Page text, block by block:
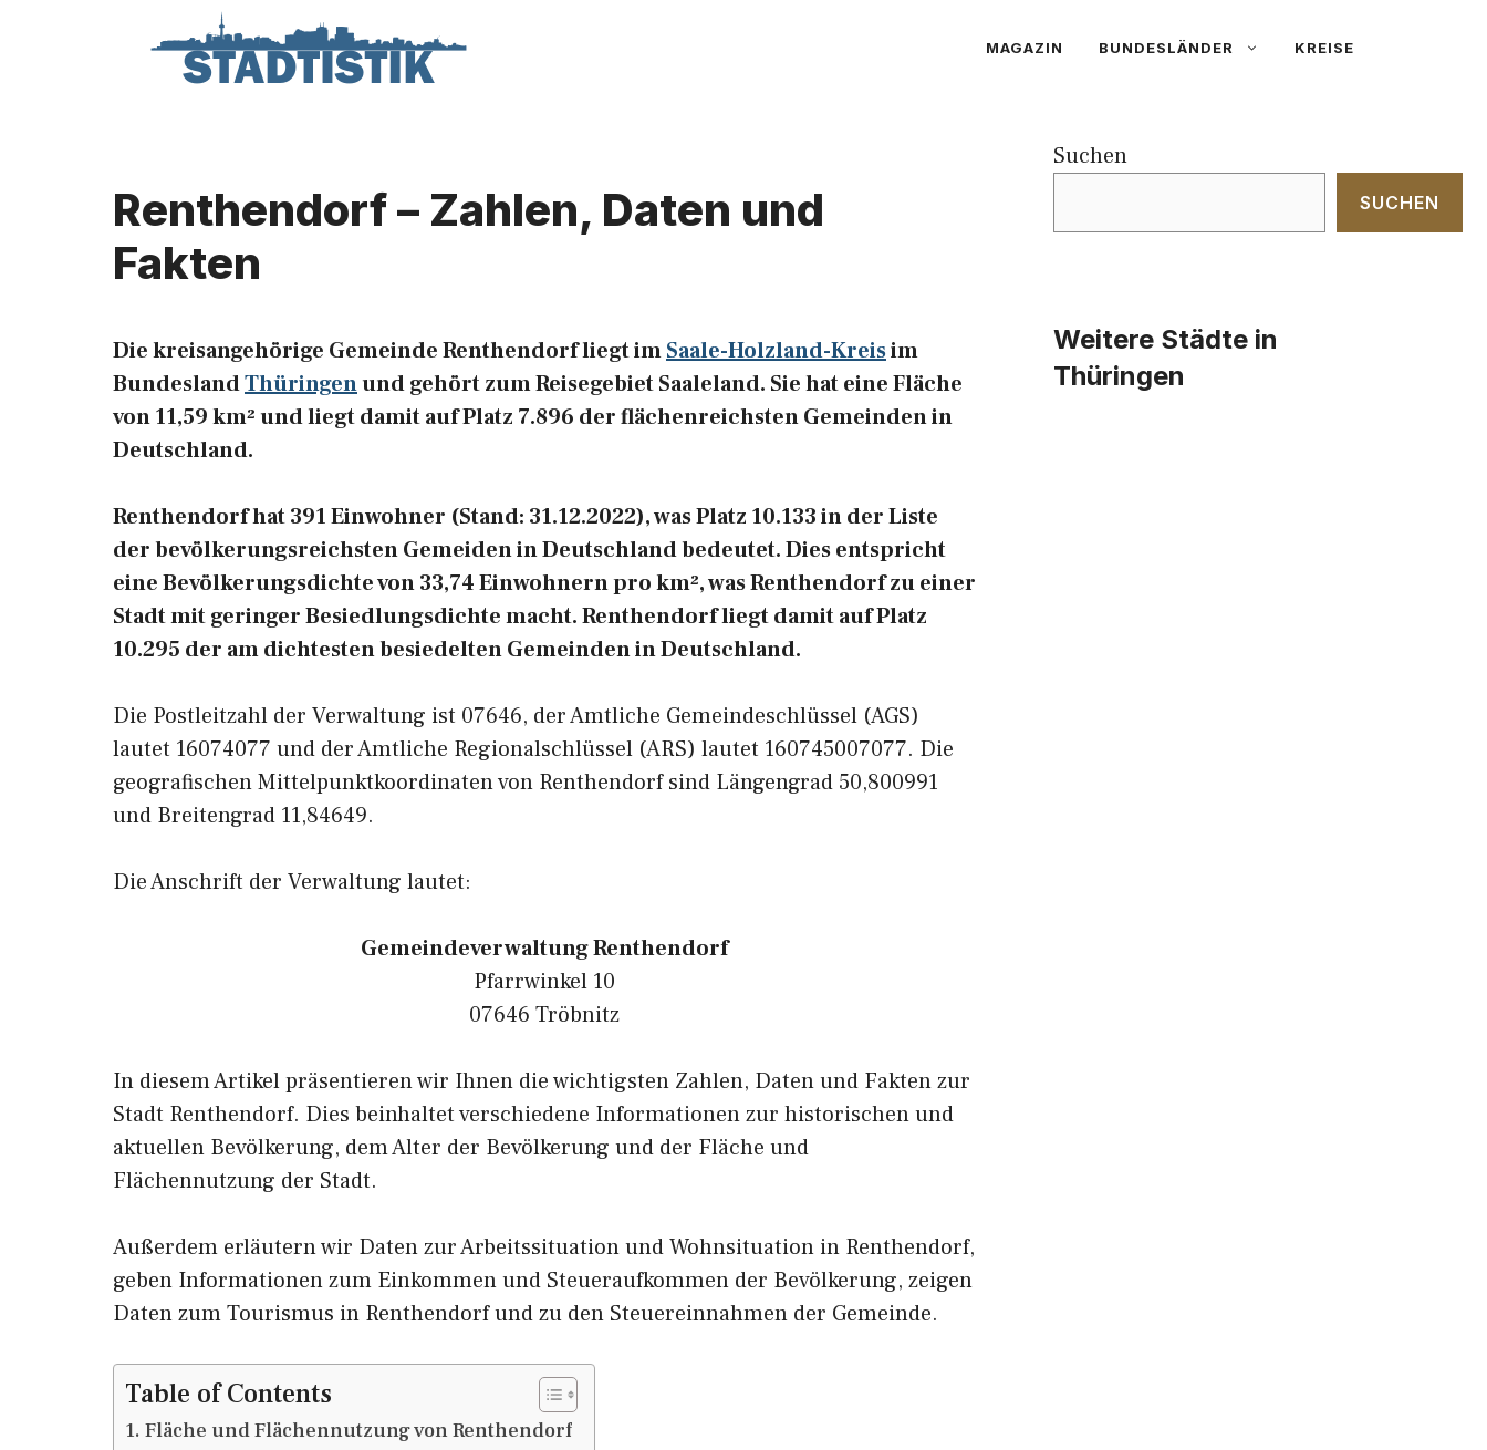
MAGAZIN BUNDESLÄNDER KREISE
Renthendorf – Zahlen, Daten und
Fakten
Die kreisangehörige Gemeinde Renthendorf liegt imSaale-Holzland-Kreisim
BundeslandThüringenund gehört zum Reisegebiet Saaleland. Sie hat eine Fläche
von 11,59 km² und liegt damit auf Platz 7.896 der flächenreichsten Gemeinden in
Deutschland.
Renthendorf hat 391 Einwohner (Stand: 31.12.2022), was Platz 10.133 in der Liste
der bevölkerungsreichsten Gemeiden in Deutschland bedeutet. Dies entspricht
eine Bevölkerungsdichte von 33,74 Einwohnern pro km², was Renthendorf zu einer
Stadt mit geringer Besiedlungsdichte macht. Renthendorf liegt damit auf Platz
10.295 der am dichtesten besiedelten Gemeinden in Deutschland.
Die Postleitzahl der Verwaltung ist 07646, der Amtliche Gemeindeschlüssel (AGS)
lautet 16074077 und der Amtliche Regionalschlüssel (ARS) lautet 160745007077. Die
geografischen Mittelpunktkoordinaten von Renthendorf sind Längengrad 50,800991
und Breitengrad 11,84649.
Die Anschrift der Verwaltung lautet:
Gemeindeverwaltung Renthendorf
Pfarrwinkel 10
07646 Tröbnitz
In diesem Artikel präsentieren wir Ihnen die wichtigsten Zahlen, Daten und Fakten zur
Stadt Renthendorf. Dies beinhaltet verschiedene Informationen zur historischen und
aktuellen Bevölkerung, dem Alter der Bevölkerung und der Fläche und
Flächennutzung der Stadt.
Außerdem erläutern wir Daten zur Arbeitssituation und Wohnsituation in Renthendorf,
geben Informationen zum Einkommen und Steueraufkommen der Bevölkerung, zeigen
Daten zum Tourismus in Renthendorf und zu den Steuereinnahmen der Gemeinde.
Table of Contents
Fläche und Flächennutzung von Renthendorf
Suchen
SUCHEN
Weitere Städte in
Thüringen